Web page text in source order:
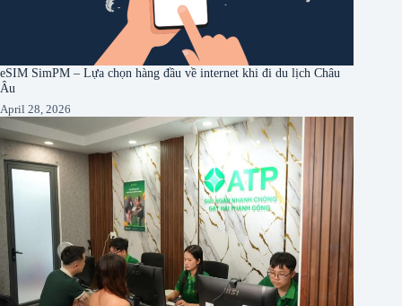
eSIM SimPM – Lựa chọn hàng đầu về internet khi đi du lịch Châu
Âu
April 28, 2026